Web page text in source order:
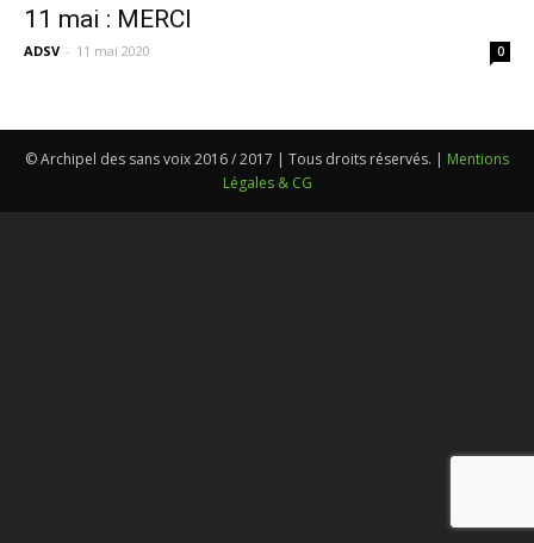
11 mai : MERCI
ADSV - 11 mai 2020 0
© Archipel des sans voix 2016 / 2017 | Tous droits réservés. | Mentions
Légales & CG